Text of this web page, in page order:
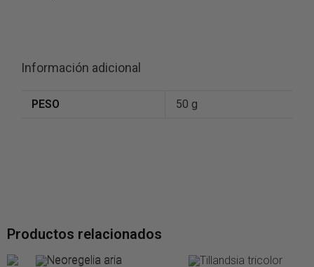
Información adicional
PESO 50 g
Productos relacionados